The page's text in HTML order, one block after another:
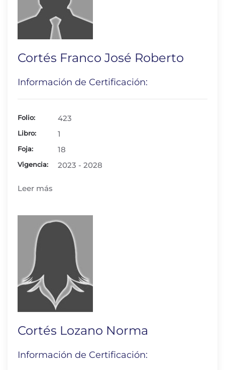
Cortés Franco José Roberto
Información de Certificación:
Folio: 423
Libro: 1
Foja: 18
Vigencia: 2023 - 2028
Leer más
Cortés Lozano Norma
Información de Certificación: